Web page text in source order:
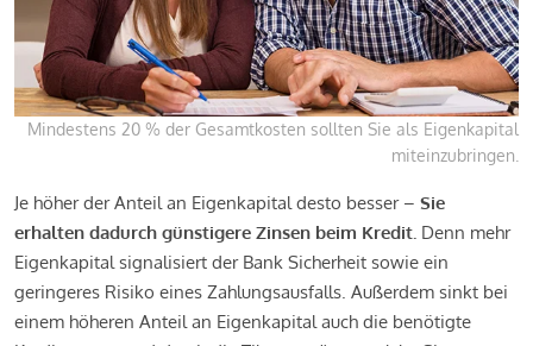
Mindestens 20 % der Gesamtkosten sollten Sie als Eigenkapital
miteinzubringen.
Je höher der Anteil an Eigenkapital desto besser – Sie
erhalten dadurch günstigere Zinsen beim Kredit. Denn mehr
Eigenkapital signalisiert der Bank Sicherheit sowie ein
geringeres Risiko eines Zahlungsausfalls. Außerdem sinkt bei
einem höheren Anteil an Eigenkapital auch die benötigte